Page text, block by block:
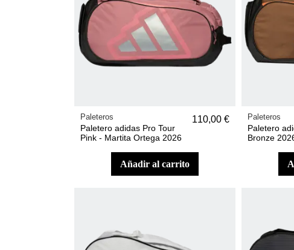
Paleteros
Paletero adidas Pro Tour
Pink - Martita Ortega 2026
110,00 €
añadir al carrito
Paleteros
Paletero
Bronze